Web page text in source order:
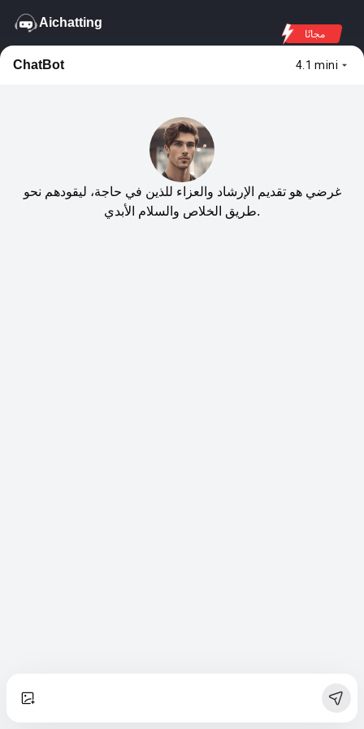
Aichatting
مجانًا
ChatBot 4.1 mini
غرضي هو تقديم الإرشاد والعزاء للذين في حاجة، ليقودهم نحو
طريق الخلاص والسلام الأبدي.